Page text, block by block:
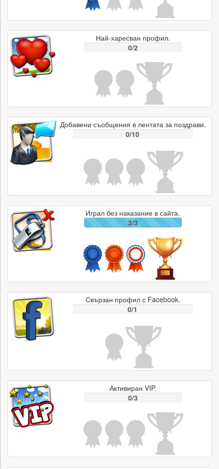
Най-харесван профил.
0/2
Добавени съобщения в лентата за поздрави.
0/10
Играл без наказание в сайта.
3/3
Свързан профил с Facebook.
0/1
Активиран VIP.
0/3